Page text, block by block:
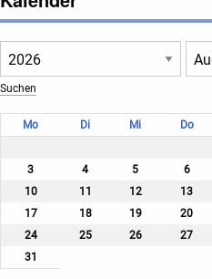
Mo Di Mi Do
3
4 5 6
10
11 12 13
17
18 19 20
24
25 26 27
31